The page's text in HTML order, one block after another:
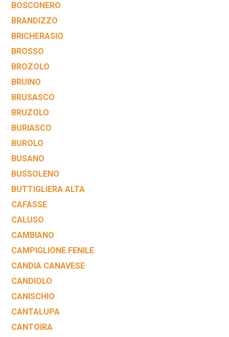
BOSCONERO
BRANDIZZO
BRICHERASIO
BROSSO
BROZOLO
BRUINO
BRUSASCO
BRUZOLO
BURIASCO
BUROLO
BUSANO
BUSSOLENO
BUTTIGLIERA ALTA
CAFASSE
CALUSO
CAMBIANO
CAMPIGLIONE FENILE
CANDIA CANAVESE
CANDIOLO
CANISCHIO
CANTALUPA
CANTOIRA